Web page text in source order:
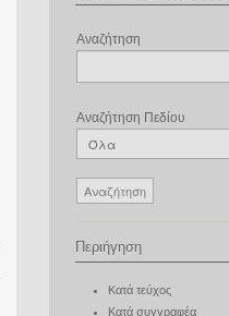
Αναζήτηση
Αναζήτηση Πεδίου
Περιήγηση
Κατά τεύχος
Κατά συγγραφέα